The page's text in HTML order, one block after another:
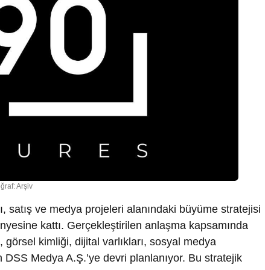
Arşiv
satış ve medya projeleri alanındaki büyüme stratejisi
kattı. Gerçekleştirilen anlaşma kapsamında
görsel kimliği, dijital varlıkları, sosyal medya
Medya A.Ş.’ye devri planlanıyor. Bu stratejik